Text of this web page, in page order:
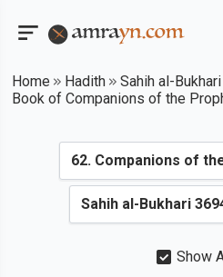
Home Hadith
Sahih al-Bukhari
Book of Companions of the
Show